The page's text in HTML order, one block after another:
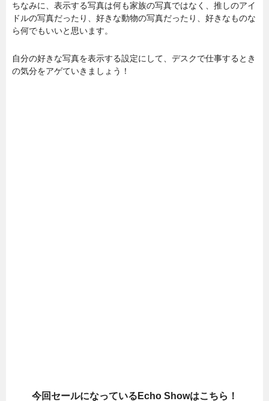
ちなみに、表示する写真は何も家族の写真ではなく、推しのアイ
ドルの写真だったり、好きな動物の写真だったり、好きなものな
ら何でもいいと思います。
自分の好きな写真を表示する設定にして、デスクで仕事するとき
の気分をアゲていきましょう！
今回セールになっているEcho Showはこちら！